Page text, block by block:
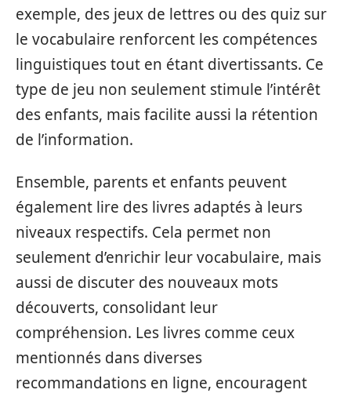
exemple, des jeux de lettres ou des quiz sur
le vocabulaire renforcent les compétences
linguistiques tout en étant divertissants. Ce
type de jeu non seulement stimule l’intérêt
des enfants, mais facilite aussi la rétention
de l’information.
Ensemble, parents et enfants peuvent
également lire des livres adaptés à leurs
niveaux respectifs. Cela permet non
seulement d’enrichir leur vocabulaire, mais
aussi de discuter des nouveaux mots
découverts, consolidant leur
compréhension. Les livres comme ceux
mentionnés dans diverses
recommandations en ligne, encouragent